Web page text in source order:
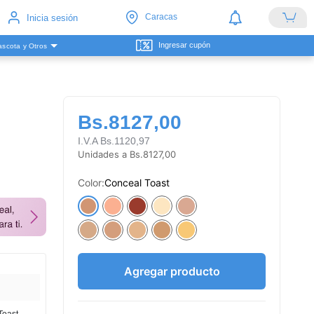
Inicia sesión Caracas
y Otros Ingresar cupón
Bs.8127,00
I.V.A Bs.1120,97
Unidades a Bs.8127,00
Color:Conceal Toast
Agregar producto